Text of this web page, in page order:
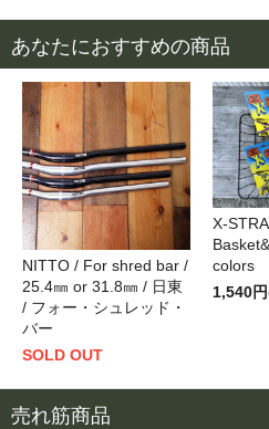
あなたにおすすめの商品
NITTO / For shred bar /
25.4㎜ or 31.8㎜ / 日東
/ フォー・シュレッド・
バー
SOLD OUT
X-
colors
1,540
売れ筋商品